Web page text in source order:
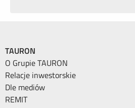
TAURON
O Grupie TAURON
Relacje inwestorskie
Dle mediów
REMIT